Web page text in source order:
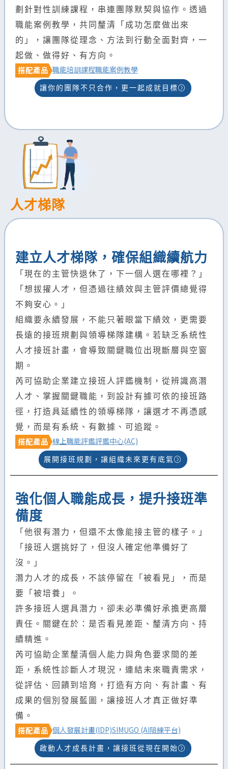
劃針對性訓練課程，串連團隊默契與協作。透過
職能案例教學，共同釐清「成功怎麼做出來
的」，讓團隊從理念、方法到行動全面對齊，一
起做、做得好、有方向。
搭配產品 職能培訓課程職能案例教學
讓你的團隊不只合作，更一起成就目標
人才梯隊
建立人才梯隊，確保組織續航力
「現在的主管快退休了，下一個人選在哪裡？」
「想拔擢人才，但憑過往績效與主管評價總覺得
不夠安心。」
組織要永續發展，不能只著眼當下績效，更需要
長遠的接班規劃與領導梯隊建構。若缺乏系統性
人才接班計畫，會導致關鍵職位出現斷層與空窗
期。
芮可協助企業建立接班人評鑑機制，從辨識高潛
人才、掌握關鍵職能，到設計有據可依的接班路
徑，打造具延續性的領導梯隊，讓選才不再憑感
覺，而是有系統、有數據、可追蹤。
搭配產品 線上職能評鑑評鑑中心(AC)
展開接班規劃，讓組織未來更有底氣
強化個人職能成長，提升接班準
備度
「他很有潛力，但還不太像能接主管的樣子。」
「接班人選挑好了，但沒人確定他準備好了
沒。」
潛力人才的成長，不該停留在「被看見」，而是
要「被培養」。
許多接班人選具潛力，卻未必準備好承擔更高層
責任。關鍵在於：是否看見差距、釐清方向、持
續精進。
芮可協助企業釐清個人能力與角色要求間的差
距，系統性診斷人才現況，連結未來職責需求，
從評估、回饋到培育，打造有方向、有計畫、有
成果的個別發展藍圖，讓接班人才真正做好準
備。
搭配產品 個人發展計畫(IDP)SIMUGO (AI陪練平台)
啟動人才成長計畫，讓接班從現在開始